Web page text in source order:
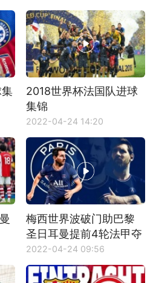
2018世界杯法国队进球
集锦
2022-04-24 14:20
梅西世界波破门助巴黎
圣日耳曼提前4轮法甲夺
冠
2022-04-24 09:56